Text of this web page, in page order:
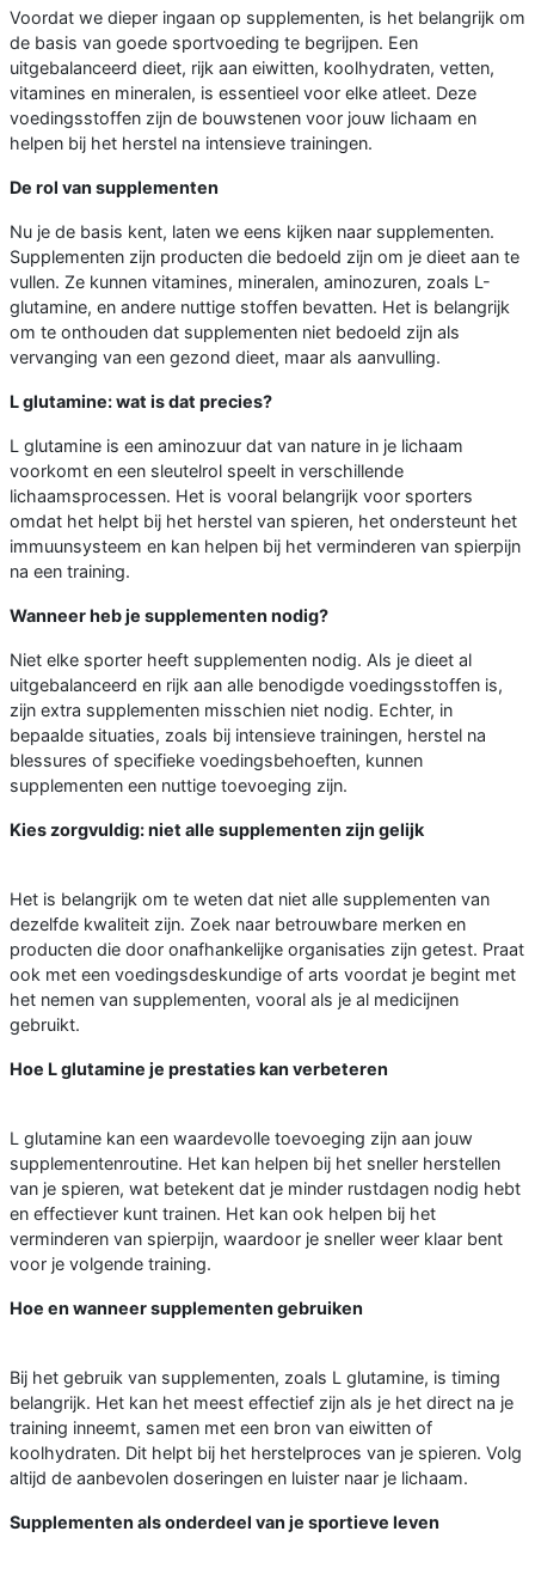
Voordat we dieper ingaan op supplementen, is het belangrijk om
de basis van goede sportvoeding te begrijpen. Een
uitgebalanceerd dieet, rijk aan eiwitten, koolhydraten, vetten,
vitamines en mineralen, is essentieel voor elke atleet. Deze
voedingsstoffen zijn de bouwstenen voor jouw lichaam en
helpen bij het herstel na intensieve trainingen.
De rol van supplementen
Nu je de basis kent, laten we eens kijken naar supplementen.
Supplementen zijn producten die bedoeld zijn om je dieet aan te
vullen. Ze kunnen vitamines, mineralen, aminozuren, zoals L-
glutamine, en andere nuttige stoffen bevatten. Het is belangrijk
om te onthouden dat supplementen niet bedoeld zijn als
vervanging van een gezond dieet, maar als aanvulling.
L glutamine: wat is dat precies?
L glutamine is een aminozuur dat van nature in je lichaam
voorkomt en een sleutelrol speelt in verschillende
lichaamsprocessen. Het is vooral belangrijk voor sporters
omdat het helpt bij het herstel van spieren, het ondersteunt het
immuunsysteem en kan helpen bij het verminderen van spierpijn
na een training.
Wanneer heb je supplementen nodig?
Niet elke sporter heeft supplementen nodig. Als je dieet al
uitgebalanceerd en rijk aan alle benodigde voedingsstoffen is,
zijn extra supplementen misschien niet nodig. Echter, in
bepaalde situaties, zoals bij intensieve trainingen, herstel na
blessures of specifieke voedingsbehoeften, kunnen
supplementen een nuttige toevoeging zijn.
Kies zorgvuldig: niet alle supplementen zijn gelijk
Het is belangrijk om te weten dat niet alle supplementen van
dezelfde kwaliteit zijn. Zoek naar betrouwbare merken en
producten die door onafhankelijke organisaties zijn getest. Praat
ook met een voedingsdeskundige of arts voordat je begint met
het nemen van supplementen, vooral als je al medicijnen
gebruikt.
Hoe L glutamine je prestaties kan verbeteren
L glutamine kan een waardevolle toevoeging zijn aan jouw
supplementenroutine. Het kan helpen bij het sneller herstellen
van je spieren, wat betekent dat je minder rustdagen nodig hebt
en effectiever kunt trainen. Het kan ook helpen bij het
verminderen van spierpijn, waardoor je sneller weer klaar bent
voor je volgende training.
Hoe en wanneer supplementen gebruiken
Bij het gebruik van supplementen, zoals L glutamine, is timing
belangrijk. Het kan het meest effectief zijn als je het direct na je
training inneemt, samen met een bron van eiwitten of
koolhydraten. Dit helpt bij het herstelproces van je spieren. Volg
altijd de aanbevolen doseringen en luister naar je lichaam.
Supplementen als onderdeel van je sportieve leven